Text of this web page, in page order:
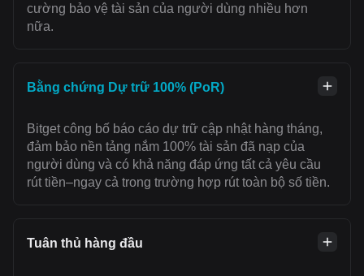
cường bảo vệ tài sản của người dùng nhiều hơn
nữa.
Bằng chứng Dự trữ 100% (PoR)
Bitget công bố báo cáo dự trữ cập nhật hàng tháng,
đảm bảo nền tảng nắm 100% tài sản đã nạp của
người dùng và có khả năng đáp ứng tất cả yêu cầu
rút tiền–ngay cả trong trường hợp rút toàn bộ số tiền.
Tuân thủ hàng đầu